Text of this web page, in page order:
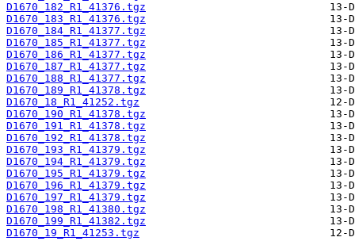
D1670_182_R1_41376.tgz
D1670_183_R1_41376.tgz
D1670_184_R1_41377.tgz
D1670_185_R1_41377.tgz
D1670_186_R1_41377.tgz
D1670_187_R1_41377.tgz
D1670_188_R1_41377.tgz
D1670_189_R1_41378.tgz
D1670_18_R1_41252.tgz
D1670_190_R1_41378.tgz
D1670_191_R1_41378.tgz
D1670_192_R1_41378.tgz
D1670_193_R1_41379.tgz
D1670_194_R1_41379.tgz
D1670_195_R1_41379.tgz
D1670_196_R1_41379.tgz
D1670_197_R1_41379.tgz
D1670_198_R1_41380.tgz
D1670_199_R1_41382.tgz
D1670_19_R1_41253.tgz